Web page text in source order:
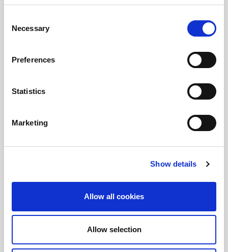
Selection
Necessary
Preferences
Statistics
Marketing
Show details
Allow all cookies
Allow selection